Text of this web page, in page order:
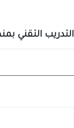
التدريب التقني بمنطقة عسير